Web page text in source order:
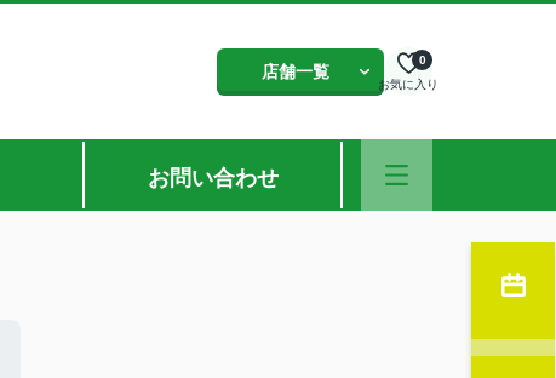
店舗一覧
お気に入り
0
お問い合わせ